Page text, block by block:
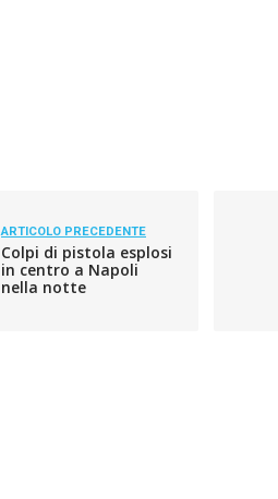
ARTICOLO PRECEDENTE
Colpi di pistola esplosi
in centro a Napoli
nella notte